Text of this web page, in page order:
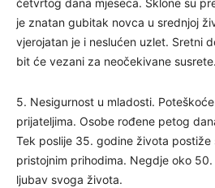
četvrtog dana mjeseca. Sklone su
je znatan gubitak novca u srednjoj
vjerojatan je i neslućen uzlet. Sretni
bit će vezani za neočekivane susrete.
5. Nesigurnost u mladosti.
prijateljima. Osobe rođene petog
Tek poslije 35. godine života postiže
pristojnim prihodima. Negdje oko
ljubav svoga života.